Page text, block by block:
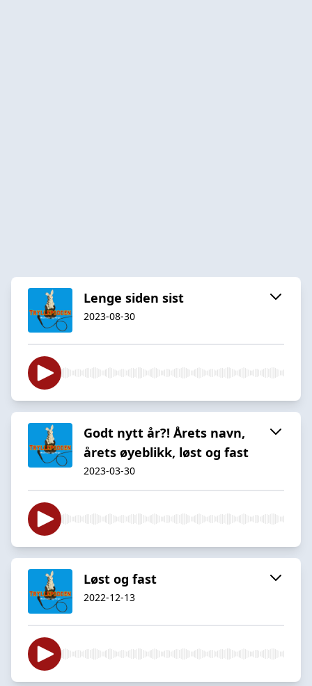
Lenge siden sist
2023-08-30
Godt nytt år?! Årets navn,
årets øyeblikk, løst og fast
2023-03-30
Løst og fast
2022-12-13